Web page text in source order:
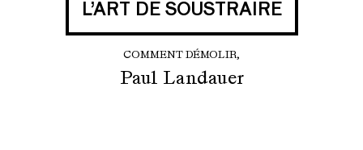
L’ART DE SOUSTRAIRE
COMMENT DÉMOLIR,
Paul Landauer